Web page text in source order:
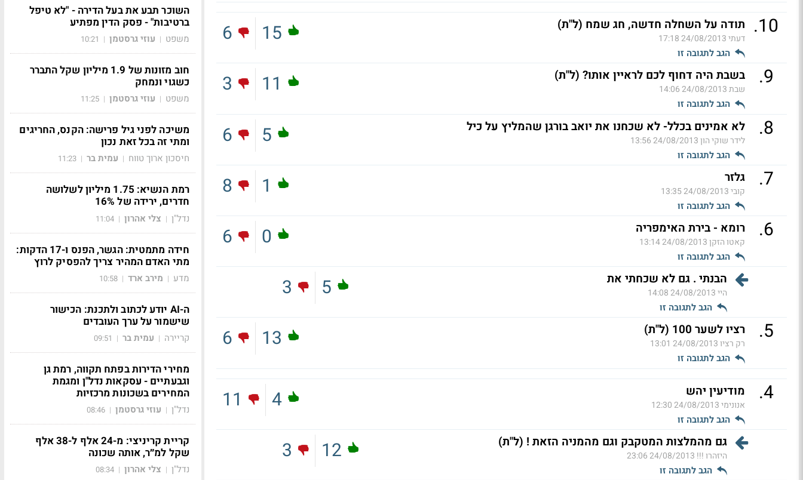
10
. תודה על השחלה חדשה, חג שמח (ל"ת)
דעתי24/08/2013 17:18
הגב לתגובה זו
15
6
9
. בשבת היה דחוף לכם לראיין אותו? (ל"ת)
שבת24/08/2013 14:06
הגב לתגובה זו
11
3
8
. לא אמינים בכלל- לא שכחנו את יואב בורגן שהמליץ על כיל
לידר שוקי הון24/08/2013 13:56
הגב לתגובה זו
5
6
7
. גלזר
קובי24/08/2013 13:35
הגב לתגובה זו
1
8
6
. רומא - בירת האימפריה
קאטו הזקן24/08/2013 13:14
הגב לתגובה זו
0
6
הבנתי . גם לא שכחתי את
היי24/08/2013 14:08
הגב לתגובה זו
5
3
5
. רציו לשער 100 (ל"ת)
רק רציו24/08/2013 13:01
הגב לתגובה זו
13
6
4
. מודיעין יהש
אנונימי24/08/2013 12:30
הגב לתגובה זו
4
11
גם מהמלצות המטקבק וגם מהמניה הזאת ! (ל"ת)
היזהרו !!! 24/08/2013 23:06
הגב לתגובה זו
12
3
השוכר תבע את בעל הדירה - "לא טיפל
ברטיבות" - פסק הדין מפתיע
משפט | עוזי גרסטמן |
10:21
חוב מזונות של 1.9 מיליון שקל התברר
כשגוי ונמחק
משפט | עוזי גרסטמן |
11:25
משיכה לפני גיל פרישה: הקנס, החריגים
ומתי זה בכל זאת נכון
חיסכון ארוך טווח | עמית בר |
11:23
רמת הנשיא: 1.75 מיליון לשלושה
חדרים, ירידה של 16%
נדל"ן | צלי אהרון |
11:04
חידה מתמטית: הגשר, הפנס ו-17 הדקות:
מתי האדם המהיר צריך להפסיק לרוץ
מדע | מירב ארד |
10:58
ה-AI יודע לכתוב ולתכנת: הכישור
שישמור על ערך העובדים
קריירה | עמית בר |
09:51
מחירי הדירות בפתח תקווה, רמת גן
וגבעתיים - עסקאות נדל"ן ומגמת
המחירים בשכונות מרכזיות
נדל"ן | עוזי גרסטמן |
08:46
קריית קריניצי: מ-24 אלף ל-38 אלף
שקל למ״ר, אותה שכונה
נדל"ן | צלי אהרון |
08:34